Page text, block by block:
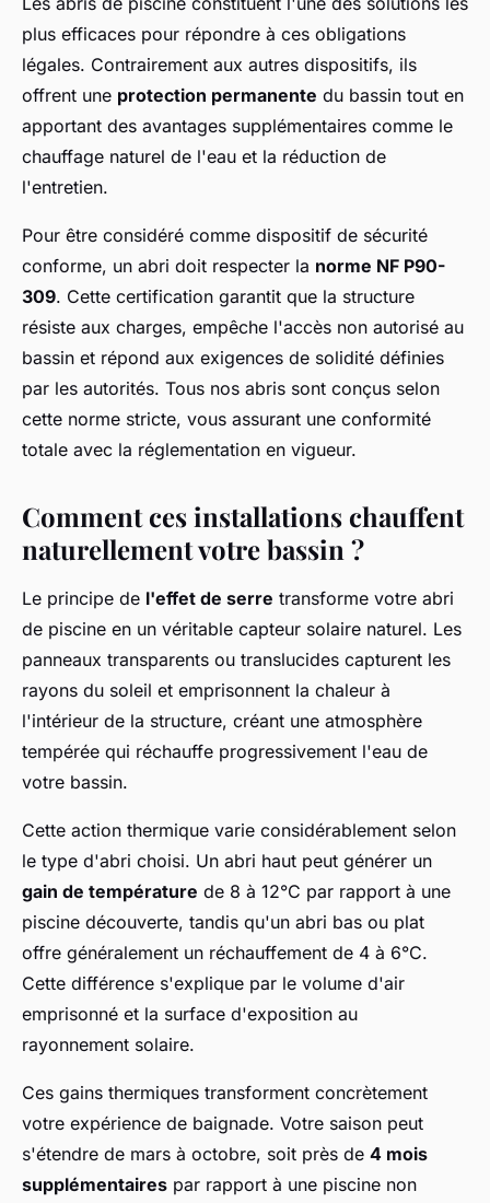
plus efficaces pour répondre à ces obligations
légales. Contrairement aux autres dispositifs, ils
offrent une protection permanente du bassin tout en
apportant des avantages supplémentaires comme le
chauffage naturel de l'eau et la réduction de
l'entretien.
Pour être considéré comme dispositif de sécurité
conforme, un abri doit respecter la norme NF P90-
309. Cette certification garantit que la structure
résiste aux charges, empêche l'accès non autorisé au
bassin et répond aux exigences de solidité définies
par les autorités. Tous nos abris sont conçus selon
cette norme stricte, vous assurant une conformité
totale avec la réglementation en vigueur.
Comment ces installations chauffent
naturellement votre bassin ?
Le principe de l'effet de serre transforme votre abri
de piscine en un véritable capteur solaire naturel. Les
panneaux transparents ou translucides capturent les
rayons du soleil et emprisonnent la chaleur à
l'intérieur de la structure, créant une atmosphère
tempérée qui réchauffe progressivement l'eau de
votre bassin.
Cette action thermique varie considérablement selon
le type d'abri choisi. Un abri haut peut générer un
gain de température de 8 à 12°C par rapport à une
piscine découverte, tandis qu'un abri bas ou plat
offre généralement un réchauffement de 4 à 6°C.
Cette différence s'explique par le volume d'air
emprisonné et la surface d'exposition au
rayonnement solaire.
Ces gains thermiques transforment concrètement
votre expérience de baignade. Votre saison peut
s'étendre de mars à octobre, soit près de 4 mois
supplémentaires par rapport à une piscine non